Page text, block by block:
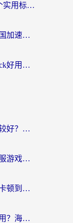
从澳门用什么VPN访问国内？3个实用标准帮你避开坑，无缝刷剧听歌
穿梭和银河哪个好？海外党选回国加速器的避坑指南，附番茄加速器实测体验
海外党必看：ChickCN和FlashBack好用吗？3招教你选对回国加速器（附云极、HomeCN、斧牛vs艾果对比）
英国玩双生视界用什么加速器比较好？海外党亲测有效的国服游戏加速方案
泰国怎么玩傲世西游？海外党国服游戏加速终极攻略（附光明大陆量子特攻实测）
国外光明大陆加速器怎么选？从卡顿到丝滑的终极指南（含德国玩走开外星人墨西哥玩俄罗斯方块技巧）
在国外什么加速器玩双生视界好用？海外党亲测不踩坑的终极指南